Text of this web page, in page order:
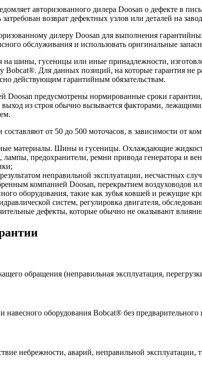
авторизованного дилера Doosan о дефекте в
возврат дефектных узлов или деталей на
дилеру Doosan для выполнения
обслуживания и использовать оригинальные
на шины, гусеницы или иные принадлежности,
Bobcat®. Для данных позиций, на которые гарантия не
действующим гарантийным обязательствам.
Doosan предусмотрены нормированные сроки
из строя обычно вызывается факторами,
от 50 до 500 моточасов, в зависимости от
материалы. Шины и гусеницы. Охлаждающие
лампы, предохранители, ремни привода генератора и
неправильной эксплуатации, несчастных
компанией Doosan, перекрытием воздуховодов
оборудования, такие как зубья ковшей и режущие
систем, регулировка двигателя,
дефекты, которые обычно не оказывают
обращения (неправильная эксплуатация,
оборудования Bobcat® без
небрежности, аварий, неправильной